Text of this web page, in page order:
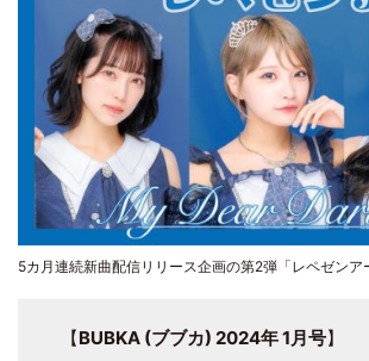
5カ月連続新曲配信リリース企画の第2弾「レペゼンア
【BUBKA (ブブカ) 2024年 1月号】